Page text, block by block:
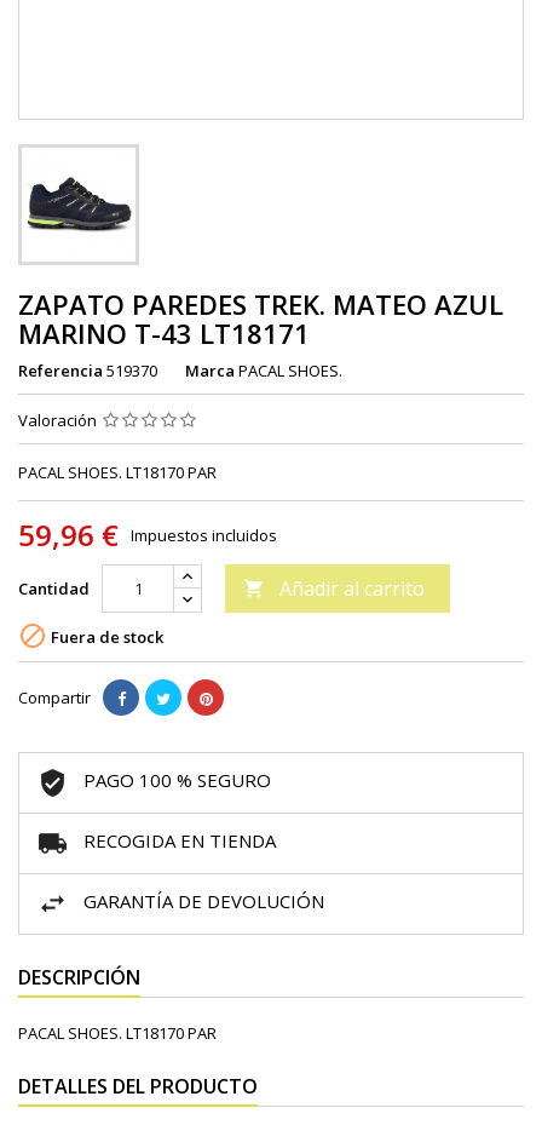
ZAPATO PAREDES TREK. MATEO AZUL
MARINO T-43 LT18171
Referencia 519370 Marca PACAL SHOES.
Valoración
PACAL SHOES. LT18170 PAR
59,96 € Impuestos incluidos
Cantidad  Añadir al carrito
 Fuera de stock
Compartir
PAGO 100 % SEGURO
RECOGIDA EN TIENDA
GARANTÍA DE DEVOLUCIÓN
DESCRIPCIÓN
PACAL SHOES. LT18170 PAR
DETALLES DEL PRODUCTO